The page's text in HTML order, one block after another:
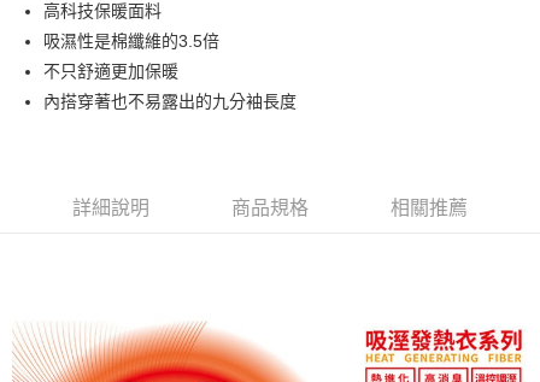
悠遊付
ATM付款
每筆NT$65，滿NT$399(含以上)免運費
宅配
每筆NT$100，滿NT$399(含以上)免運費
高科技保暖面料
吸濕性是棉纖維的3.5倍
不只舒適更加保暖
內搭穿著也不易露出的九分袖長度
詳細說明 商品規格 相關推薦